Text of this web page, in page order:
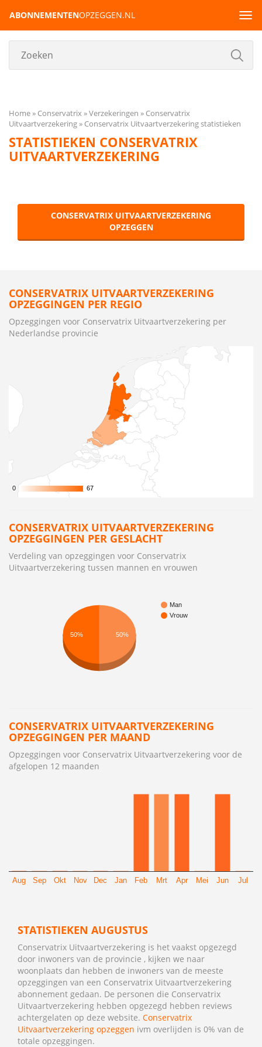
ABONNEMENTENOPZEGGEN.NL
Home Conservatrix Verzekeringen
Conservatrix
Uitvaartverzekering
Conservatrix Uitvaartverzekering statistieken
STATISTIEKEN CONSERVATRIX
UITVAARTVERZEKERING
CONSERVATRIX UITVAARTVERZEKERING
OPZEGGEN
CONSERVATRIX UITVAARTVERZEKERING
OPZEGGINGEN PER REGIO
Opzeggingen voor Conservatrix Uitvaartverzekering per
Nederlandse provincie
0
0 67
67
CONSERVATRIX UITVAARTVERZEKERING
OPZEGGINGEN PER GESLACHT
Verdeling van opzeggingen voor Conservatrix
Uitvaartverzekering tussen mannen en vrouwen
Man
Vrouw
50% 50%
CONSERVATRIX UITVAARTVERZEKERING
OPZEGGINGEN PER MAAND
Opzeggingen voor Conservatrix Uitvaartverzekering voor de
afgelopen 12 maanden
Aug Sep Okt Nov Dec Jan Feb Mrt Apr Mei Jun Jul
STATISTIEKEN AUGUSTUS
Conservatrix Uitvaartverzekering is het vaakst opgezegd
door inwoners van de provincie , kijken we naar
woonplaats dan hebben de inwoners van de meeste
opzeggingen van een Conservatrix Uitvaartverzekering
abonnement gedaan. De personen die Conservatrix
Uitvaartverzekering hebben opgezegd hebben reviews
achtergelaten op deze website. Conservatrix
Uitvaartverzekering opzeggen ivm overlijden is 0% van de
totale opzeggingen.